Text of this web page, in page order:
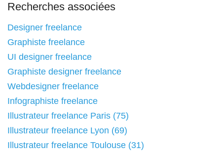
Recherches associées
Designer freelance
Graphiste freelance
UI designer freelance
Graphiste designer freelance
Webdesigner freelance
Infographiste freelance
Illustrateur freelance Paris (75)
Illustrateur freelance Lyon (69)
Illustrateur freelance Toulouse (31)